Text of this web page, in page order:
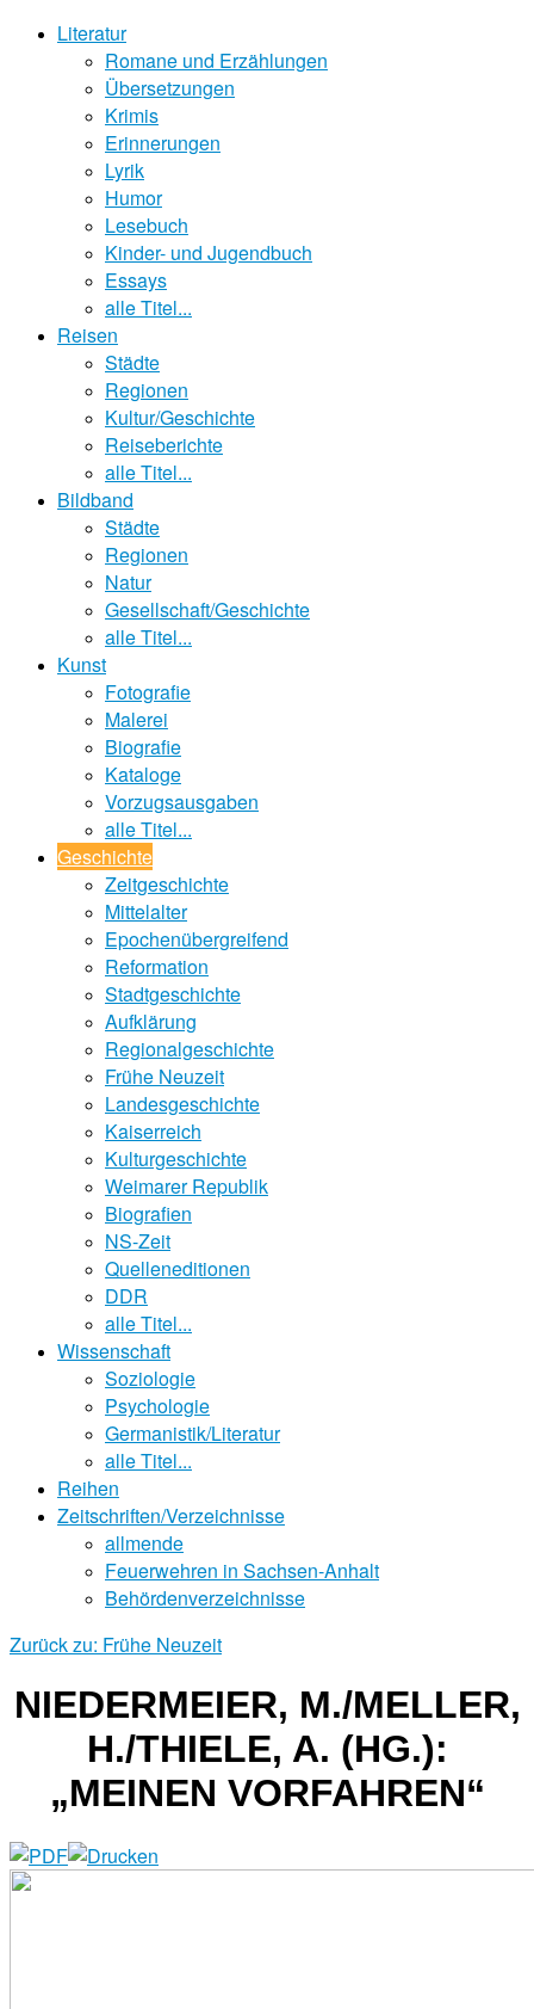
Literatur
Romane und Erzählungen
Übersetzungen
Krimis
Erinnerungen
Lyrik
Humor
Lesebuch
Kinder- und Jugendbuch
Essays
alle Titel...
Reisen
Städte
Regionen
Kultur/Geschichte
Reiseberichte
alle Titel...
Bildband
Städte
Regionen
Natur
Gesellschaft/Geschichte
alle Titel...
Kunst
Fotografie
Malerei
Biografie
Kataloge
Vorzugsausgaben
alle Titel...
Geschichte
Zeitgeschichte
Mittelalter
Epochenübergreifend
Reformation
Stadtgeschichte
Aufklärung
Regionalgeschichte
Frühe Neuzeit
Landesgeschichte
Kaiserreich
Kulturgeschichte
Weimarer Republik
Biografien
NS-Zeit
Quelleneditionen
DDR
alle Titel...
Wissenschaft
Soziologie
Psychologie
Germanistik/Literatur
alle Titel...
Reihen
Zeitschriften/Verzeichnisse
allmende
Feuerwehren in Sachsen-Anhalt
Behördenverzeichnisse
Zurück zu: Frühe Neuzeit
NIEDERMEIER, M./MELLER,
H./THIELE, A. (HG.):
„MEINEN VORFAHREN“